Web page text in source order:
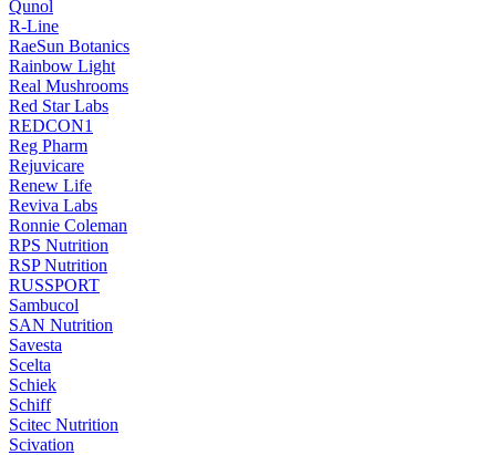
Qunol
R-Line
RaeSun Botanics
Rainbow Light
Real Mushrooms
Red Star Labs
REDCON1
Reg Pharm
Rejuvicare
Renew Life
Reviva Labs
Ronnie Coleman
RPS Nutrition
RSP Nutrition
RUSSPORT
Sambucol
SAN Nutrition
Savesta
Scelta
Schiek
Schiff
Scitec Nutrition
Scivation